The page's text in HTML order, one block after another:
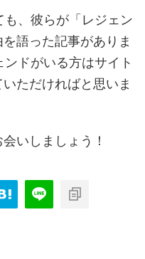
、彼らが「レジェン
語った記事がありま
ドがいる方はサイト
ただければと思いま
いしましょう！